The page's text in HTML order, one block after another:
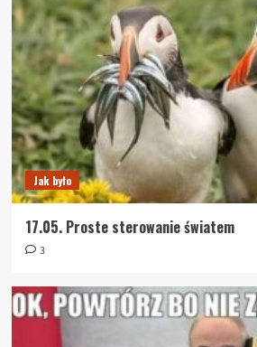
Jak było
17.05. Proste sterowanie światem
3